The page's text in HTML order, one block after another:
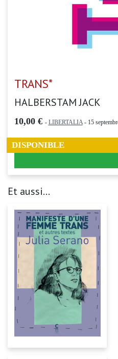
TRANS*
HALBERSTAM JACK
10,00 € - LIBERTALIA- 15
DISPONIBLE
Et aussi...